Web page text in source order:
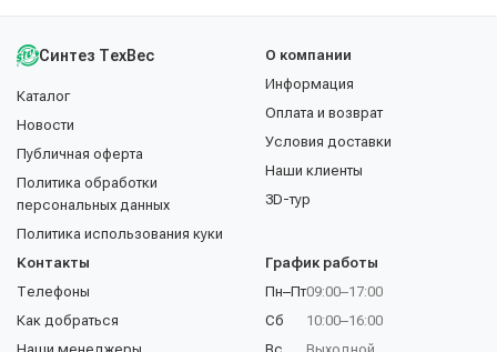
Синтез ТехВес
Каталог
Новости
Публичная оферта
Политика обработки
персональных данных
Политика использования куки
О компании
Информация
Оплата и возврат
Условия доставки
Наши клиенты
3D-тур
Контакты
Телефоны
Как добраться
График работы
Пн–Пт
Сб
09:00–17:00
10:00–16:00